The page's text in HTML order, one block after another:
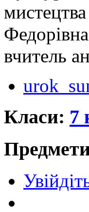
вчитель
Класи: 7